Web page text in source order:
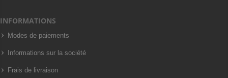
INFORMATIONS
Modes de paiements
Informations sur la société
Frais de livraison